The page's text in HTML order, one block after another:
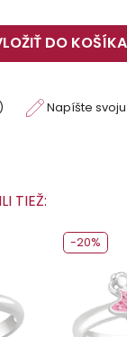
DO KOŠÍKA
Napíšte
TIEŽ:
-20%